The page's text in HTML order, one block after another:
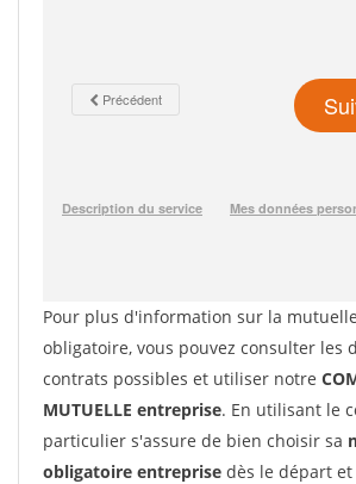
Pour plus d'information sur la
obligatoire, vous pouvez consulter les
contrats possibles et utiliser notre
MUTUELLE entreprise. En utilisant le
particulier s'assure de bien choisir sa
obligatoire entreprise dès le départ